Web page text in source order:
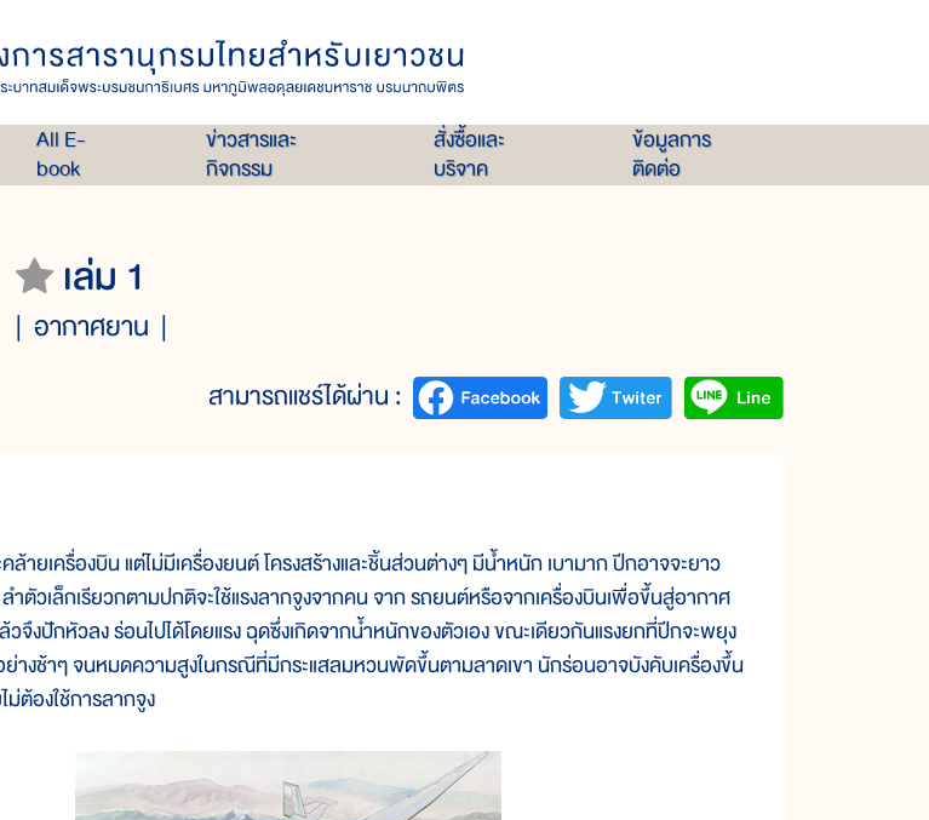
All E-
book
ข่าวสารและ
กิจกรรม
สั่งซื้อและ
บริจาค
ข้อมูลการ
ติดต่อ
เล่ม 1
อากาศยาน
สามารถแชร์ได้ผ่าน :
เครื่องบิน แต่ไม่มีเครื่องยนต์ โครงสร้างและชิ้นส่วนต่างๆ มีน้ำหนัก เบามาก ปีกอาจจะยาว
ำตัวเล็กเรียวกตามปกติจะใช้แรงลากจูงจากคน จาก รถยนต์หรือจากเครื่องบินเพื่อขึ้นสู่อากาศ
จึงปักหัวลง ร่อนไปได้โดยแรง ฉุดซึ่งเกิดจากน้ำหนักของตัวเอง ขณะเดียวกันแรงยกที่ปีกจะพยุง
ย่างช้าๆ จนหมดความสูงในกรณีที่มีกระแสลมหวนพัดขึ้นตามลาดเขา นักร่อนอาจบังคับเครื่องขึ้น
ม่ต้องใช้การลากจูง